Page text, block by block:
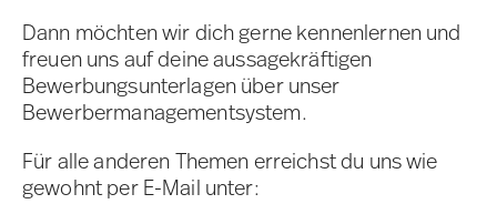
Dann möchten wir dich gerne kennenlernen und
freuen uns auf deine aussagekräftigen
Bewerbungsunterlagen über unser
Bewerbermanagementsystem.
Für alle anderen Themen erreichst du uns wie
gewohnt per E-Mail unter: